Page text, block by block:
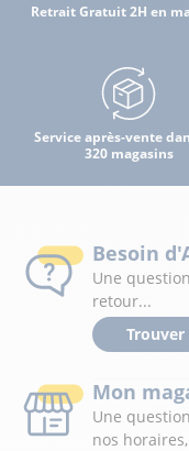
Retrait Gratuit 2H en
Service après-vente
320 magasins
Besoin
Une
retour...
Trouver
Mon
Une
nos